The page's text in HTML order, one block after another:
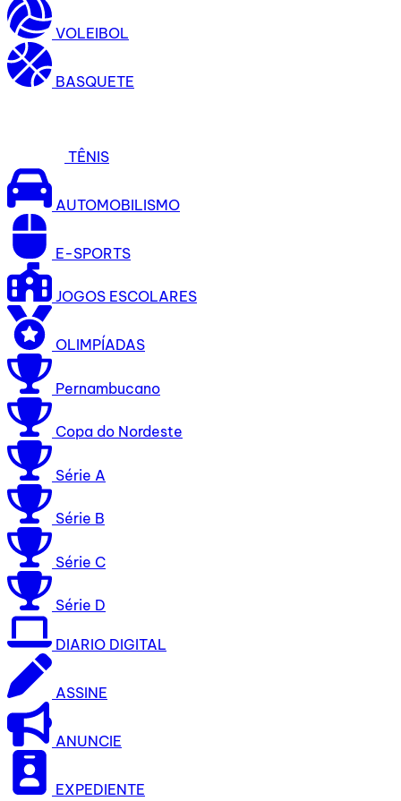
VOLEIBOL
BASQUETE
TÊNIS
AUTOMOBILISMO
E-SPORTS
JOGOS ESCOLARES
OLIMPÍADAS
Pernambucano
Copa do Nordeste
Série A
Série B
Série C
Série D
DIARIO DIGITAL
ASSINE
ANUNCIE
EXPEDIENTE